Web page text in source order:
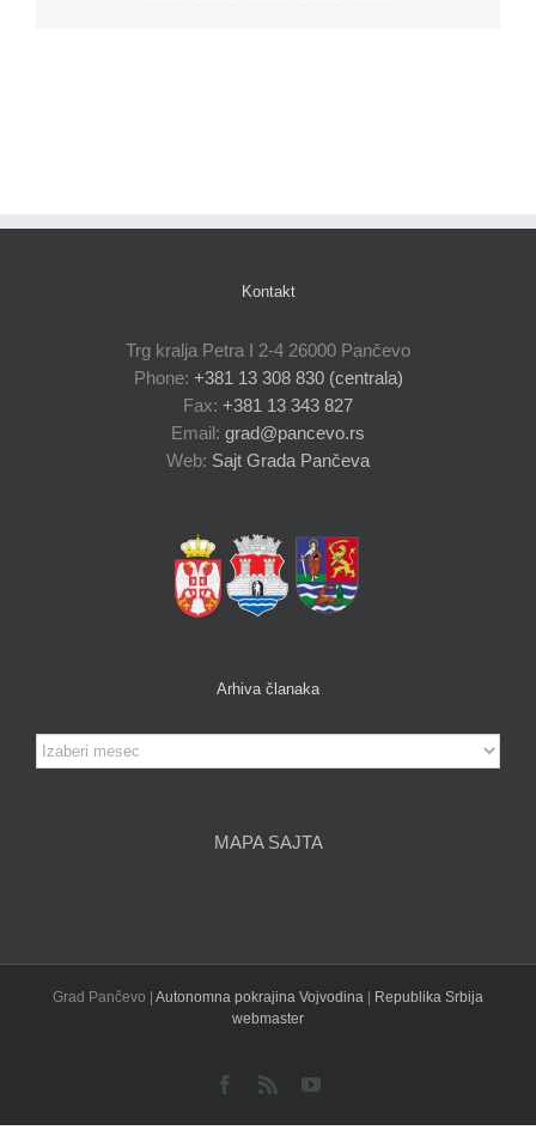
Kontakt
Trg kralja Petra I 2-4 26000 Pančevo
Phone: +381 13 308 830 (centrala)
Fax: +381 13 343 827
Email: grad@pancevo.rs
Web: Sajt Grada Pančeva
Arhiva članaka
Arhiva
članaka
MAPA SAJTA
Grad Pančevo | Autonomna pokrajina Vojvodina | Republika Srbija
webmaster
Facebook
Rss YouTube